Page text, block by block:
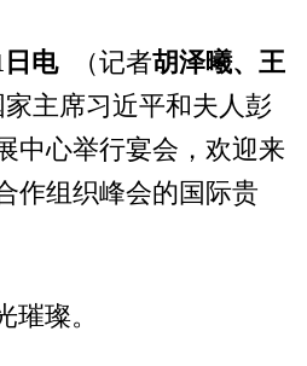
电（记者胡泽曦、王
主席习近平和夫人彭
中心举行宴会，欢迎来
作组织峰会的国际贵
璀璨。